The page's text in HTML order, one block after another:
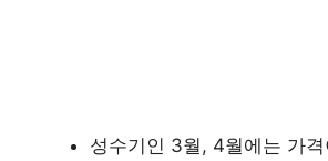
성수기인 3월, 4월에는 가